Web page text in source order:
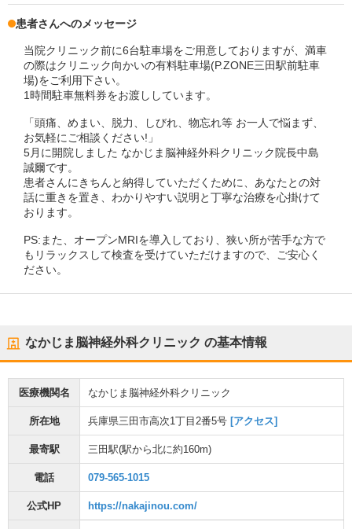
患者さんへのメッセージ
当院クリニック前に6台駐車場をご用意しておりますが、満車
の際はクリニック向かいの有料駐車場(P.ZONE三田駅前駐車
場)をご利用下さい。
1時間駐車無料券をお渡ししています。
「頭痛、めまい、脱力、しびれ、物忘れ等 お一人で悩まず、
お気軽にご相談ください!」
5月に開院しました なかじま脳神経外科クリニック院長中島
誠爾です。
患者さんにきちんと納得していただくために、あなたとの対
話に重きを置き、わかりやすい説明と丁寧な治療を心掛けて
おります。
PS:また、オープンMRIを導入しており、狭い所が苦手な方で
もリラックスして検査を受けていただけますので、ご安心く
ださい。
なかじま脳神経外科クリニック の基本情報
医療機関名 なかじま脳神経外科クリニック
所在地 兵庫県三田市高次1丁目2番5号 [アクセス]
最寄駅 三田駅(駅から北に約160m)
電話 079-565-1015
公式HP https://nakajinou.com/